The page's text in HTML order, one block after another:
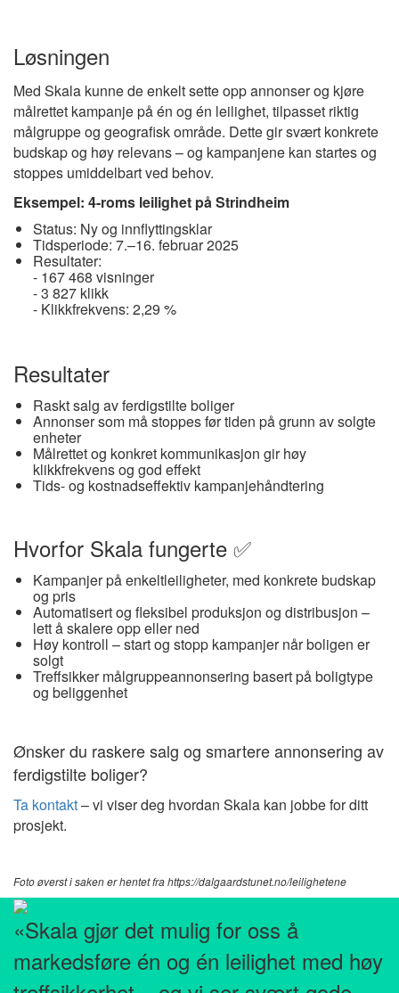
Løsningen
Med Skala kunne de enkelt sette opp annonser og kjøre
målrettet kampanje på én og én leilighet, tilpasset riktig
målgruppe og geografisk område. Dette gir svært konkrete
budskap og høy relevans – og kampanjene kan startes og
stoppes umiddelbart ved behov.
Eksempel: 4-roms leilighet på Strindheim
Status: Ny og innflyttingsklar
Tidsperiode: 7.–16. februar 2025
Resultater:
- 167 468 visninger
- 3 827 klikk
- Klikkfrekvens: 2,29 %
Resultater
Raskt salg av ferdigstilte boliger
Annonser som må stoppes før tiden på grunn av solgte
enheter
Målrettet og konkret kommunikasjon gir høy
klikkfrekvens og god effekt
Tids- og kostnadseffektiv kampanjehåndtering
Hvorfor Skala fungerte ✅
Kampanjer på enkeltleiligheter, med konkrete budskap
og pris
Automatisert og fleksibel produksjon og distribusjon –
lett å skalere opp eller ned
Høy kontroll – start og stopp kampanjer når boligen er
solgt
Treffsikker målgruppeannonsering basert på boligtype
og beliggenhet
Ønsker du raskere salg og smartere annonsering av
ferdigstilte boliger?
Ta kontakt– vi viser deg hvordan Skala kan jobbe for ditt
prosjekt.
Foto øverst i saken er hentet fra https://dalgaardstunet.no/leilighetene
«Skala gjør det mulig for oss å
markedsføre én og én leilighet med høy